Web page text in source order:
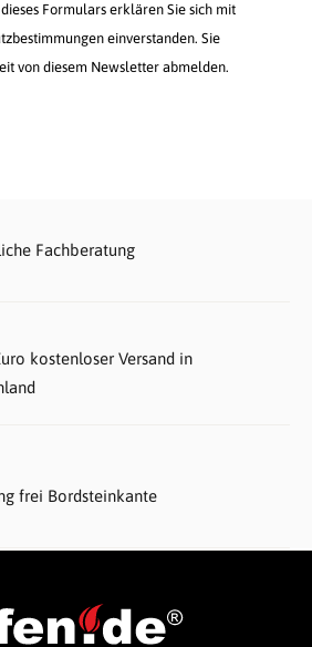
Formulars erklären Sie sich mit
einverstanden. Sie
von diesem Newsletter abmelden.
Fachberatung
kostenloser Versand in
frei Bordsteinkante